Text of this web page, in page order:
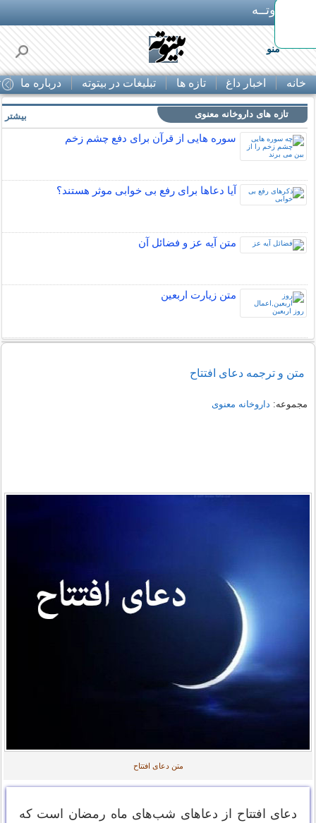
بـیتوتــه
منو
خانه اخبار داغ تازه ها تبلیغات در بیتوته درباره ما
تازه های داروخانه معنوی
سوره هایی از قرآن برای دفع چشم زخم
آیا دعاها برای رفع بی خوابی موثر هستند؟
متن آیه عز و فضائل آن
متن زيارت اربعين
بیشتر
متن و ترجمه دعای افتتاح
مجموعه: داروخانه معنوی
متن دعای افتتاح
دعای افتتاح از دعاهای شب‌های ماه رمضان است که